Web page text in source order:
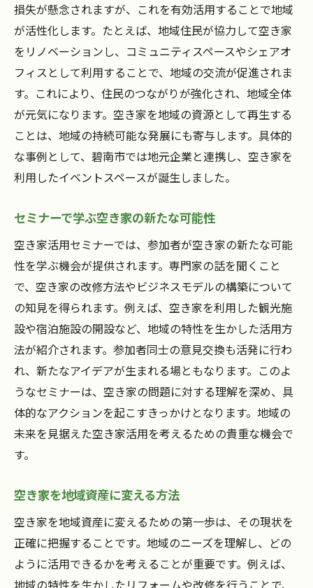
美浜町での空き家活用の現状と展望
空き家活用に必要な知識を学ぶ
愛知県碧南市で空き家が地域資産に変身
碧南市での空き家活用の取り組み
空き家が地域資産に変わるまで
碧南市の空き家活用成功事例を学ぶ
空き家を地域の宝に変える方法
空き家活用で地域に新たな価値を
空き家を新たなビジネスに！セミナー参加を
空き家をビジネスチャンスに変える
セミナーで学ぶ空き家活用のビジネスモデ
ル
空き家を活用した新規事業の可能性
空き家活用でビジネスチャンスを創出
セミナー参加で空き家ビジネスを学ぶ
空き家から生まれるビジネスの未来
地域貢献を目指す空き家活用セミナーの魅力
空き家活用で地域に貢献する方法
地域貢献を目指す空き家活用事例
空き家活用で地域社会に貢献する
セミナーで学ぶ空き家活用の魅力
空き家が生む可能性を探るセミナー情報
損失が懸念されますが、これを有効活用することで地域
が活性化します。たとえば、地域住民が協力して空き家
をリノベーションし、コミュニティスペースやシェアオ
フィスとして利用することで、地域の交流が促進されま
す。これにより、住民のつながりが強化され、地域全体
が元気になります。空き家を地域の資源として再生する
ことは、地域の持続可能な発展にも寄与します。具体的
な事例として、碧南市では地元企業と連携し、空き家を
利用したイベントスペースが誕生しました。
セミナーで学ぶ空き家の新たな可能性
空き家活用セミナーでは、参加者が空き家の新たな可能
性を学ぶ機会が提供されます。専門家の話を聞くこと
で、空き家の改修方法やビジネスモデルの構築について
の知見を得られます。例えば、空き家を利用した観光施
設や宿泊施設の開設など、地域の特性を生かした活用方
法が紹介されます。参加者同士の意見交換も活発に行わ
れ、新たなアイデアが生まれる場ともなります。このよ
うなセミナーは、空き家の問題に対する理解を深め、具
体的なアクションを起こすきっかけとなります。地域の
未来を見据えた空き家活用を考えるための貴重な機会で
す。
空き家を地域資産に変える方法
空き家を地域資産に変えるための第一歩は、その現状を
正確に把握することです。地域のニーズを理解し、どの
ように活用できるかを考えることが重要です。例えば、
地域の特性を生かしたリフォームや改修を行うことで、